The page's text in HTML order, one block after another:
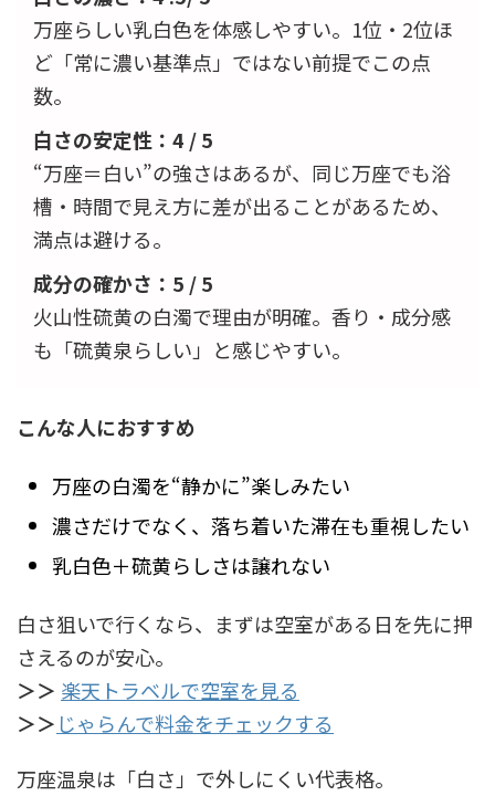
万座らしい乳白色を体感しやすい。1位・2位ほ
ど「常に濃い基準点」ではない前提でこの点
数。
白さの安定性：4 / 5
“万座＝白い”の強さはあるが、同じ万座でも浴
槽・時間で見え方に差が出ることがあるため、
満点は避ける。
成分の確かさ：5 / 5
火山性硫黄の白濁で理由が明確。香り・成分感
も「硫黄泉らしい」と感じやすい。
こんな人におすすめ
万座の白濁を“静かに”楽しみたい
濃さだけでなく、落ち着いた滞在も重視したい
乳白色＋硫黄らしさは譲れない
白さ狙いで行くなら、まずは空室がある日を先に押
さえるのが安心。
＞＞ 楽天トラベルで空室を見る
＞＞ じゃらんで料金をチェックする
万座温泉は「白さ」で外しにくい代表格。